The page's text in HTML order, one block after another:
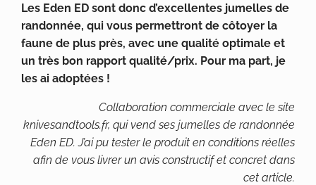
Les Eden ED sont donc d’excellentes jumelles de
randonnée, qui vous permettront de côtoyer la
faune de plus près, avec une qualité optimale et
un très bon rapport qualité/prix. Pour ma part, je
les ai adoptées !
Collaboration commerciale avec le site
knivesandtools.fr, qui vend ses jumelles de randonnée
Eden ED.J’ai pu tester le produit en conditions réelles
afin de vous livrer un avis constructif et concret dans
cet article.